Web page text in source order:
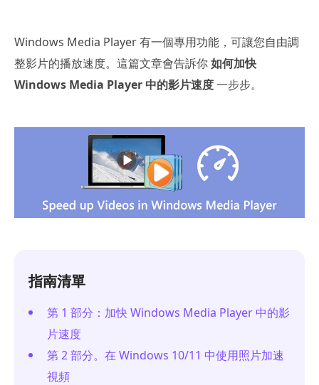
Windows Media Player 有一個專用功能，可讓您自由調
整影片的播放速度。這篇文章會告訴你如何加快
Windows Media Player 中的影片速度一步步。
指南清單
第 1 部分：加快 Windows Media Player 中的影
片速度
第 2 部分。在 Windows 10/11 中使用照片加速
視頻